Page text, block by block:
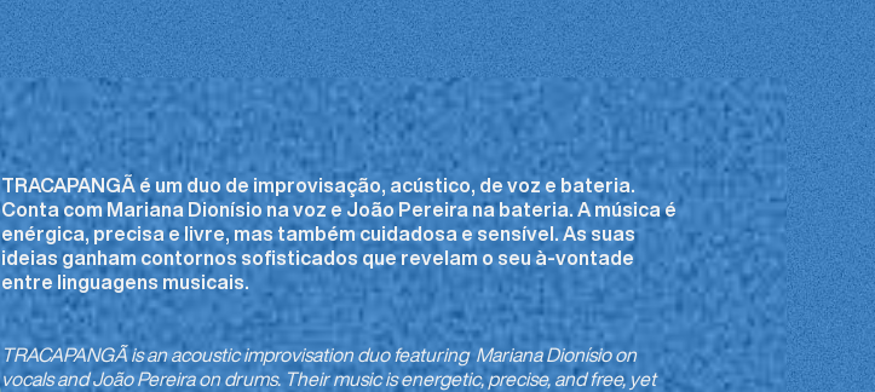
TRACAPANGÃ é um duo de improvisação, acústico, de voz e bateria.
Conta com Mariana Dionísio na voz e João Pereira na bateria. A música é
enérgica, precisa e livre, mas também cuidadosa e sensível. As suas
ideias ganham contornos sofisticados que revelam o seu à-vontade
entre linguagens musicais.
TRACAPANGÃ is an acoustic improvisation duo featuring Mariana Dionísio on
vocals and João Pereira on drums. Their music is energetic, precise, and free, yet